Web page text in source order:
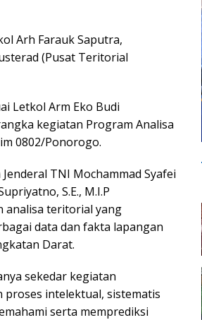
Arh Farauk Saputra,
(Pusat Teritorial
Letkol Arm Eko Budi
kegiatan Program Analisa
0802/Ponorogo.
TNI Mochammad Syafei
S.E., M.I.P
analisa teritorial yang
data dan fakta lapangan
Darat.
sekedar kegiatan
intelektual, sistematis
serta memprediksi